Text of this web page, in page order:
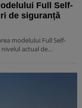
Full Self-
de siguranță
modelului Full Self-
nivelul actual de…